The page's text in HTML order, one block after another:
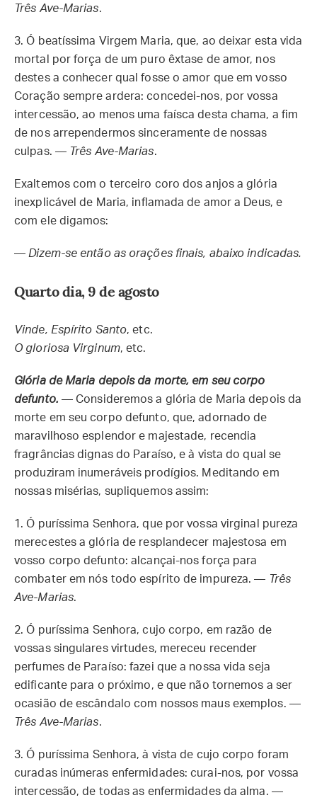
Três Ave-Marias.
3. Ó beatíssima Virgem Maria, que, ao deixar esta vida
mortal por força de um puro êxtase de amor, nos
destes a conhecer qual fosse o amor que em vosso
Coração sempre ardera: concedei-nos, por vossa
intercessão, ao menos uma faísca desta chama, a fim
de nos arrependermos sinceramente de nossas
culpas. — Três Ave-Marias.
Exaltemos com o terceiro coro dos anjos a glória
inexplicável de Maria, inflamada de amor a Deus, e
com ele digamos:
—Dizem-se então as orações finais, abaixo indicadas.
Quarto dia, 9 de agosto
Vinde, Espírito Santo, etc.
O gloriosa Virginum, etc.
Glória de Maria depois da morte, em seu corpo
defunto. — Consideremos a glória de Maria depois da
morte em seu corpo defunto, que, adornado de
maravilhoso esplendor e majestade, recendia
fragrâncias dignas do Paraíso, e à vista do qual se
produziram inumeráveis prodígios. Meditando em
nossas misérias, supliquemos assim:
1. Ó puríssima Senhora, que por vossa virginal pureza
merecestes a glória de resplandecer majestosa em
vosso corpo defunto: alcançai-nos força para
combater em nós todo espírito de impureza. — Três
Ave-Marias.
2. Ó puríssima Senhora, cujo corpo, em razão de
vossas singulares virtudes, mereceu recender
perfumes de Paraíso: fazei que a nossa vida seja
edificante para o próximo, e que não tornemos a ser
ocasião de escândalo com nossos maus exemplos. —
Três Ave-Marias.
3. Ó puríssima Senhora, à vista de cujo corpo foram
curadas inúmeras enfermidades: curai-nos, por vossa
intercessão, de todas as enfermidades da alma. —